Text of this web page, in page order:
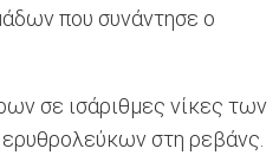
που συνάντησε ο
σε ισάριθμες νίκες των
στη ρεβάνς.